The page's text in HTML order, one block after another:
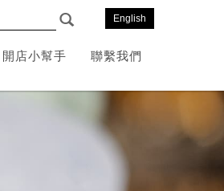
開店小幫手 聯繫我們
English